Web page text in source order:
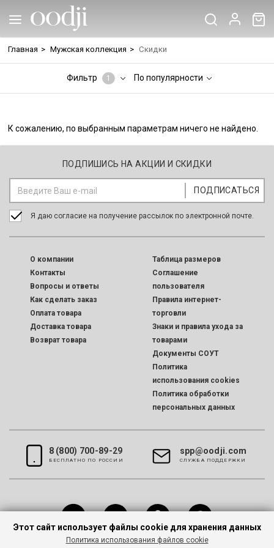
Главная > Мужская коллекция > Скидки
Фильтр 1 По популярности
К сожалению, по выбранным параметрам ничего не найдено.
ПОДПИШИСЬ НА АКЦИИ И СКИДКИ
Я даю согласие на получение рассылок по электронной почте.
O компании
Контакты
Вопросы и ответы
Как сделать заказ
Оплата товара
Доставка товара
Возврат товара
Таблица размеров
Соглашение
пользователя
Правила интернет-
торговли
Знаки и правила ухода за
товарами
Документы СОУТ
Политика
использования cookies
Политика обработки
персональных данных
8 (800) 700-89-29
БЕСПЛАТНО ПО РОССИИ
spp@oodji.com
CЛУЖБА ПОДДЕРЖКИ
Этот сайт использует файлы cookie для хранения данных
Политика использования файлов cookie